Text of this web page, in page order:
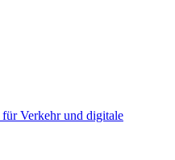
Verkehr und digitale